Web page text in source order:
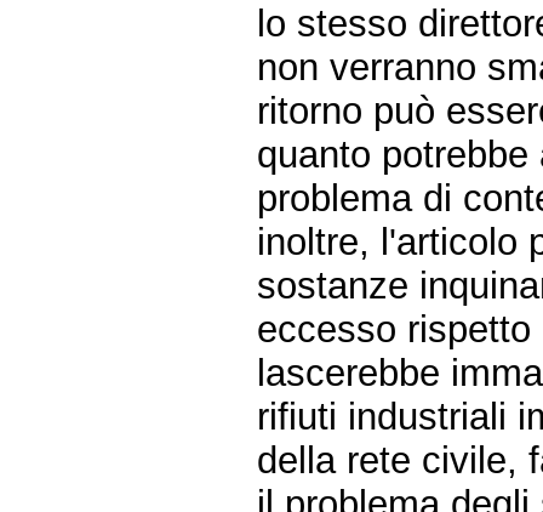
lo stesso
non verranno
ritorno può
quanto
problema di
inoltre, l'articolo
sostanze
eccesso
lascerebbe
rifiuti industriali
della rete civile,